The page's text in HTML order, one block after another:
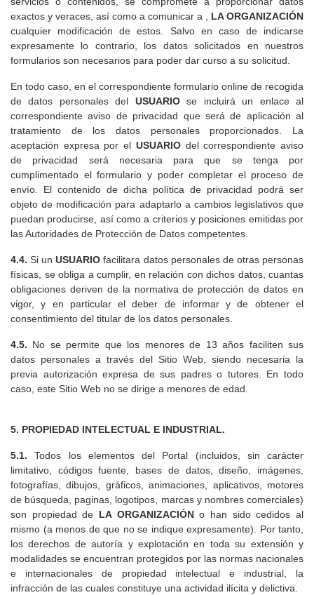
exactos y veraces, así como a comunicar a , LA ORGANIZACIÓN
cualquier modificación de estos. Salvo en caso de indicarse
expresamente lo contrario, los datos solicitados en nuestros
formularios son necesarios para poder dar curso a su solicitud.
En todo caso, en el correspondiente formulario online de recogida
de datos personales del USUARIOse incluirá un enlace al
correspondiente aviso de privacidad que será de aplicación al
tratamiento de los datos personales proporcionados. La
aceptación expresa por el USUARIOdel correspondiente aviso
de privacidad será necesaria para que se tenga por
cumplimentado el formulario y poder completar el proceso de
envío. El contenido de dicha política de privacidad podrá ser
objeto de modificación para adaptarlo a cambios legislativos que
puedan producirse, así como a criterios y posiciones emitidas por
las Autoridades de Protección de Datos competentes.
4.4. Si unUSUARIO facilitara datos personales de otras personas
físicas, se obliga a cumplir, en relación con dichos datos, cuantas
obligaciones deriven de la normativa de protección de datos en
vigor, y en particular el deber de informar y de obtener el
consentimiento del titular de los datos personales.
4.5. No se permite que los menores de 13 años faciliten sus
datos personales a través del Sitio Web, siendo necesaria la
previa autorización expresa de sus padres o tutores. En todo
caso, este Sitio Web no se dirige a menores de edad.
5. PROPIEDAD INTELECTUAL E INDUSTRIAL.
5.1. Todos los elementos del Portal (incluidos, sin carácter
limitativo, códigos fuente, bases de datos, diseño, imágenes,
fotografías, dibujos, gráficos, animaciones, aplicativos, motores
de búsqueda, paginas, logotipos, marcas y nombres comerciales)
son propiedad de LA ORGANIZACIÓNo han sido cedidos al
mismo (a menos de que no se indique expresamente). Por tanto,
los derechos de autoría y explotación en toda su extensión y
modalidades se encuentran protegidos por las normas nacionales
e internacionales de propiedad intelectual e industrial, la
infracción de las cuales constituye una actividad ilícita y delictiva.